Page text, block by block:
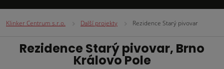
Klinker Centrum s.r.o. Další projekty Rezidence Starý pivovar
Rezidence Starý pivovar, Brno
Královo Pole